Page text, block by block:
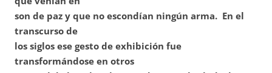
son de paz y que no escondían ningún arma. En el
transcurso de
los siglos ese gesto de exhibición fue
transformándose en otros